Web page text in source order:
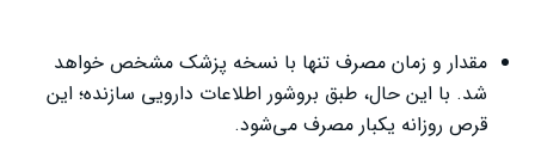
مقدار و زمان مصرف تنها با نسخه پزشک مشخص خواهد
شد. با این حال، طبق بروشور اطلاعات دارویی سازنده؛ این
قرص روزانه یکبار مصرف می‌شود.